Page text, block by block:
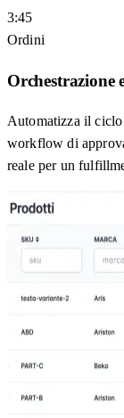
3:45
Ordini
Orchestrazione
Automatizza il
workflow di
reale per un